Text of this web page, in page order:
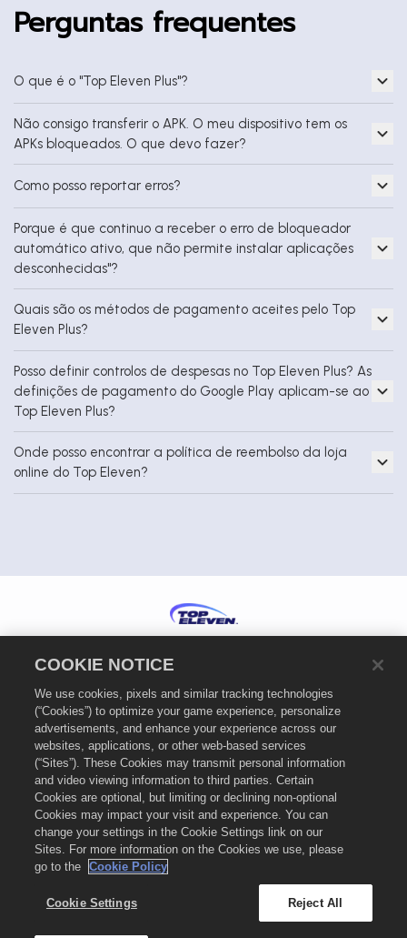
Perguntas frequentes
O que é o "Top Eleven Plus"?
Não consigo transferir o APK. O meu dispositivo tem os
APKs bloqueados. O que devo fazer?
Como posso reportar erros?
Porque é que continuo a receber o erro de bloqueador
automático ativo, que não permite instalar aplicações
desconhecidas"?
Quais são os métodos de pagamento aceites pelo Top
Eleven Plus?
Posso definir controlos de despesas no Top Eleven Plus? As
definições de pagamento do Google Play aplicam-se ao
Top Eleven Plus?
Onde posso encontrar a política de reembolso da loja
online do Top Eleven?
Política de Privacidade
Termos de Serviço
Política de Cookies
Suporte
Não partilhar nem vender as minhas informações pessoais
Definições de Cookies
© 2026Nordeus Limited. "Top Eleven" e o logótipo do Top Eleven são marcas
comerciais da Nordeus Limited. A Nordeus Limited é uma empresa do grupo
Take-Two Interactive Software. Todos os direitos reservados. A loja Top Eleven
é gerida pela Nordeus Limited. Ofertas válidas apenas no jogo Top Eleven:
Manager de Futebol. A disponibilidade das ofertas, os preços e os formatos do
jogo podem variar com a região. Os preços podem variar com o formato, a
plataforma, a região e com base na anterior atividade de compras.
COOKIE NOTICE
We use cookies, pixels and similar tracking technologies
(“Cookies”) to optimize your game experience, personalize
advertisements, and enhance your experience across our
websites, applications, or other web-based services
(“Sites”). These Cookies may transmit personal information
and video viewing information to third parties. Certain
Cookies are optional, but limiting or declining non-optional
Cookies may impact your visit and experience. You can
change your settings in the Cookie Settings link on our
Sites. For more information on the Cookies we use, please
go to the
Cookie Policy
Cookie Settings Reject All